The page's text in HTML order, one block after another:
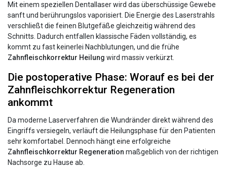
Mit einem speziellen Dentallaser wird das überschüssige Gewebe
sanft und berührungslos vaporisiert. Die Energie des Laserstrahls
verschließt die feinen Blutgefäße gleichzeitig während des
Schnitts. Dadurch entfallen klassische Fäden vollständig, es
kommt zu fast keinerlei Nachblutungen, und die frühe
Zahnfleischkorrektur Heilung wird massiv verkürzt.
Die postoperative Phase: Worauf es bei der
Zahnfleischkorrektur Regeneration
ankommt
Da moderne Laserverfahren die Wundränder direkt während des
Eingriffs versiegeln, verläuft die Heilungsphase für den Patienten
sehr komfortabel. Dennoch hängt eine erfolgreiche
Zahnfleischkorrektur Regeneration maßgeblich von der richtigen
Nachsorge zu Hause ab.